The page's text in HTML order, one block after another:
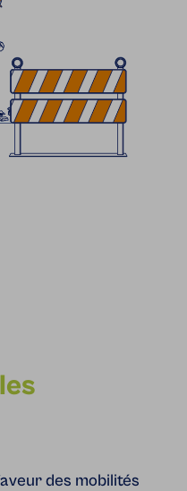
des mobilités